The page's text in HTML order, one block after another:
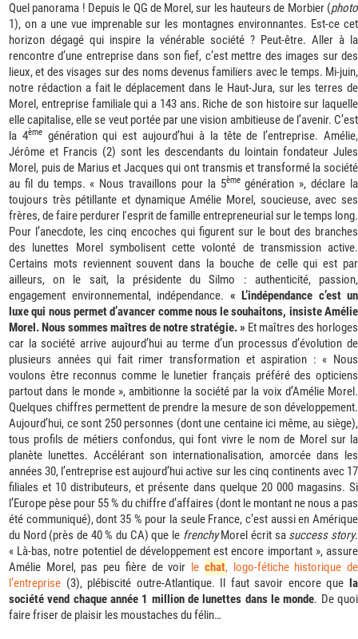
Quel panorama ! Depuis le QG de Morel, sur les hauteurs de Morbier (photo
1), on a une vue imprenable sur les montagnes environnantes. Est-ce cet
horizon dégagé qui inspire la vénérable société ? Peut-être. Aller à la
rencontre d’une entreprise dans son fief, c’est mettre des images sur des
lieux, et des visages sur des noms devenus familiers avec le temps. Mi-juin,
notre rédaction a fait le déplacement dans le Haut-Jura, sur les terres de
Morel, entreprise familiale qui a 143 ans. Riche de son histoire sur laquelle
elle capitalise, elle se veut portée par une vision ambitieuse de l’avenir. C’est
la 4èmegénération qui est aujourd’hui à la tête de l’entreprise. Amélie,
Jérôme et Francis (2) sont les descendants du lointain fondateur Jules
Morel, puis de Marius et Jacques qui ont transmis et transformé la société
au fil du temps. « Nous travaillons pour la 5èmegénération », déclare la
toujours très pétillante et dynamique Amélie Morel, soucieuse, avec ses
frères, de faire perdurer l'esprit de famille entrepreneurial sur le temps long.
Pour l’anecdote, les cinq encoches qui figurent sur le bout des branches
des lunettes Morel symbolisent cette volonté de transmission active.
Certains mots reviennent souvent dans la bouche de celle qui est par
ailleurs, on le sait, la présidente du Silmo : authenticité, passion,
engagement environnemental, indépendance. « L’indépendance c’est un
luxe qui nous permet d’avancer comme nous le souhaitons, insiste Amélie
Morel. Nous sommes maîtres de notre stratégie. » Et maîtres des horloges
car la société arrive aujourd’hui au terme d’un processus d’évolution de
plusieurs années qui fait rimer transformation et aspiration : « Nous
voulons être reconnus comme le lunetier français préféré des opticiens
partout dans le monde », ambitionne la société par la voix d’Amélie Morel.
Quelques chiffres permettent de prendre la mesure de son développement.
Aujourd’hui, ce sont 250 personnes (dont une centaine ici même, au siège),
tous profils de métiers confondus, qui font vivre le nom de Morel sur la
planète lunettes. Accélérant son internationalisation, amorcée dans les
années 30, l’entreprise est aujourd’hui active sur les cinq continents avec 17
filiales et 10 distributeurs, et présente dans quelque 20 000 magasins. Si
l’Europe pèse pour 55 % du chiffre d’affaires (dont le montant ne nous a pas
été communiqué), dont 35 % pour la seule France, c’est aussi en Amérique
du Nord (près de 40 % du CA) que le frenchyMorel écrit sa success story.
« Là-bas, notre potentiel de développement est encore important », assure
Amélie Morel, pas peu fière de voir le chat, logo-fétiche historique de
l’entreprise (3), plébiscité outre-Atlantique. Il faut savoir encore que la
société vend chaque année 1 million de lunettes dans le monde. De quoi
faire friser de plaisir les moustaches du félin…